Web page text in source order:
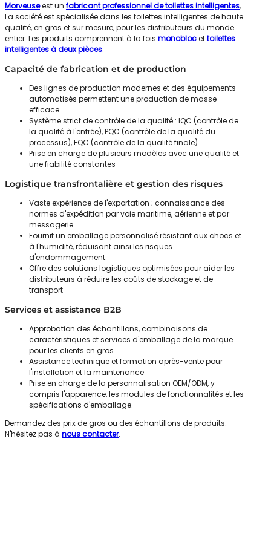
Morveuseest un fabricant professionnel de toilettes intelligentes,
La société est spécialisée dans les toilettes intelligentes de haute
qualité, en gros et sur mesure, pour les distributeurs du monde
entier. Les produits comprennent à la fois monoblocettoilettes
intelligentes à deux pièces.
Capacité de fabrication et de production
Des lignes de production modernes et des équipements
automatisés permettent une production de masse
efficace.
Système strict de contrôle de la qualité : IQC (contrôle de
la qualité à l'entrée), PQC (contrôle de la qualité du
processus), FQC (contrôle de la qualité finale).
Prise en charge de plusieurs modèles avec une qualité et
une fiabilité constantes
Logistique transfrontalière et gestion des risques
Vaste expérience de l'exportation ; connaissance des
normes d'expédition par voie maritime, aérienne et par
messagerie.
Fournit un emballage personnalisé résistant aux chocs et
à l'humidité, réduisant ainsi les risques
d'endommagement.
Offre des solutions logistiques optimisées pour aider les
distributeurs à réduire les coûts de stockage et de
transport
Services et assistance B2B
Approbation des échantillons, combinaisons de
caractéristiques et services d'emballage de la marque
pour les clients en gros
Assistance technique et formation après-vente pour
l'installation et la maintenance
Prise en charge de la personnalisation OEM/ODM, y
compris l'apparence, les modules de fonctionnalités et les
spécifications d'emballage.
Demandez des prix de gros ou des échantillons de produits.
N'hésitez pas à nous contacter.